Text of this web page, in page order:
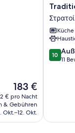
Der
Preis
beträgt
183 €
183 €
€ pro Nacht
& Gebühren
Okt.–12. Okt.
in
grüner
Στρατοί
Στρατοί
Küche
10.0
von
10
11